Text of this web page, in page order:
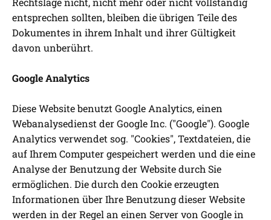
entsprechen sollten, bleiben die übrigen Teile des
Dokumentes in ihrem Inhalt und ihrer Gültigkeit
davon unberührt.
Google Analytics
Diese Website benutzt Google Analytics, einen
Webanalysedienst der Google Inc. ("Google"). Google
Analytics verwendet sog. "Cookies", Textdateien, die
auf Ihrem Computer gespeichert werden und die eine
Analyse der Benutzung der Website durch Sie
ermöglichen. Die durch den Cookie erzeugten
Informationen über Ihre Benutzung dieser Website
werden in der Regel an einen Server von Google in